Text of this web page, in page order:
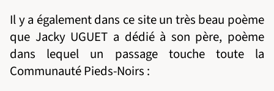
Il y a également dans ce site un très beau poème
que Jacky UGUET a dédié à son père, poème
dans lequel un passage touche toute la
Communauté Pieds-Noirs :